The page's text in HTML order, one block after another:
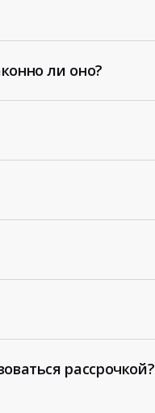
ли оно?
рассрочкой?